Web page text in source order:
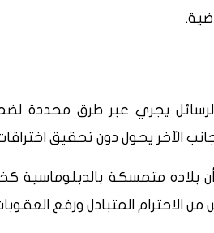
يجري عبر طرق محددة
الآخر يحول دون تحقيق
أن بلاده متمسكة بالدبلوماسية
الاحترام المتبادل ورفع